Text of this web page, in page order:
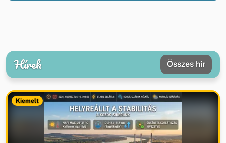
Hírek Összes hír
Kiemelt